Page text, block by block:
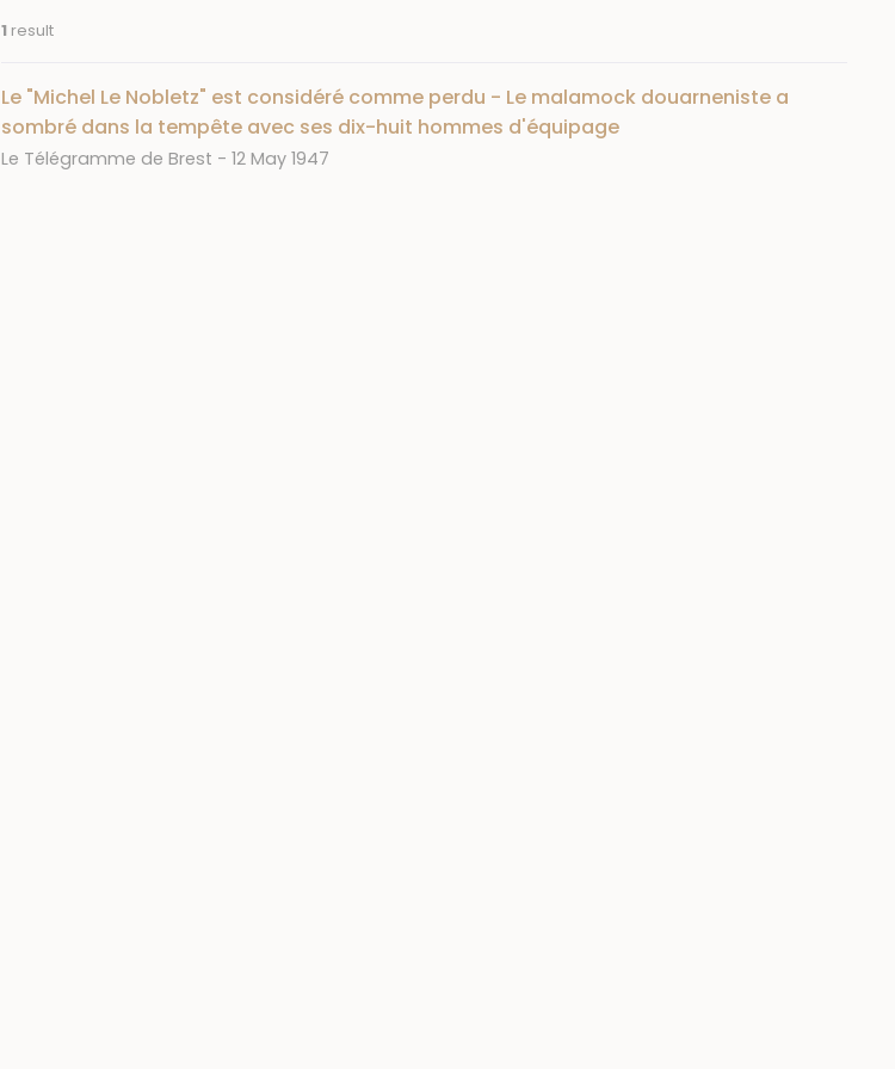
1 result
Le "Michel Le Nobletz" est considéré comme perdu - Le malamock douarneniste a
sombré dans la tempête avec ses dix-huit hommes d'équipage
Journal
Le Télégramme de Brest Date
12 May 1947